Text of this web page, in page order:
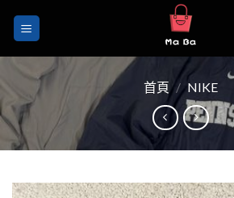
首頁 / NIKE